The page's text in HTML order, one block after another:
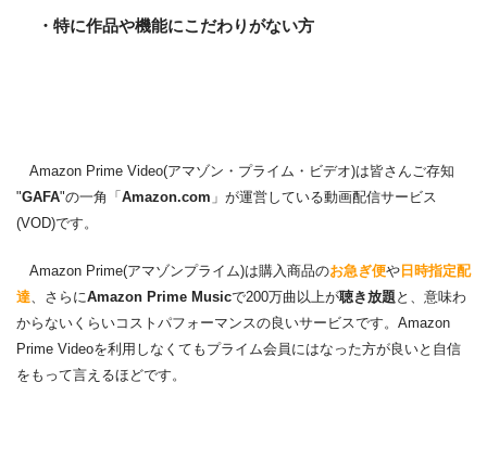
・特に作品や機能にこだわりがない方
Amazon Prime Video(アマゾン・プライム・ビデオ)は皆さんご存知
"GAFA"の一角「 Amazon.com 」が運営している動画配信サービス
(VOD)です。
Amazon Prime(アマゾンプライム)は購入商品のお急ぎ便や日時指定配
達 、さらにAmazon Prime Musicで200万曲以上が聴き放題 と、意味わ
からないくらいコストパフォーマンスの良いサービスです。Amazon
Prime Videoを利用しなくてもプライム会員にはなった方が良いと自信
をもって言えるほどです。